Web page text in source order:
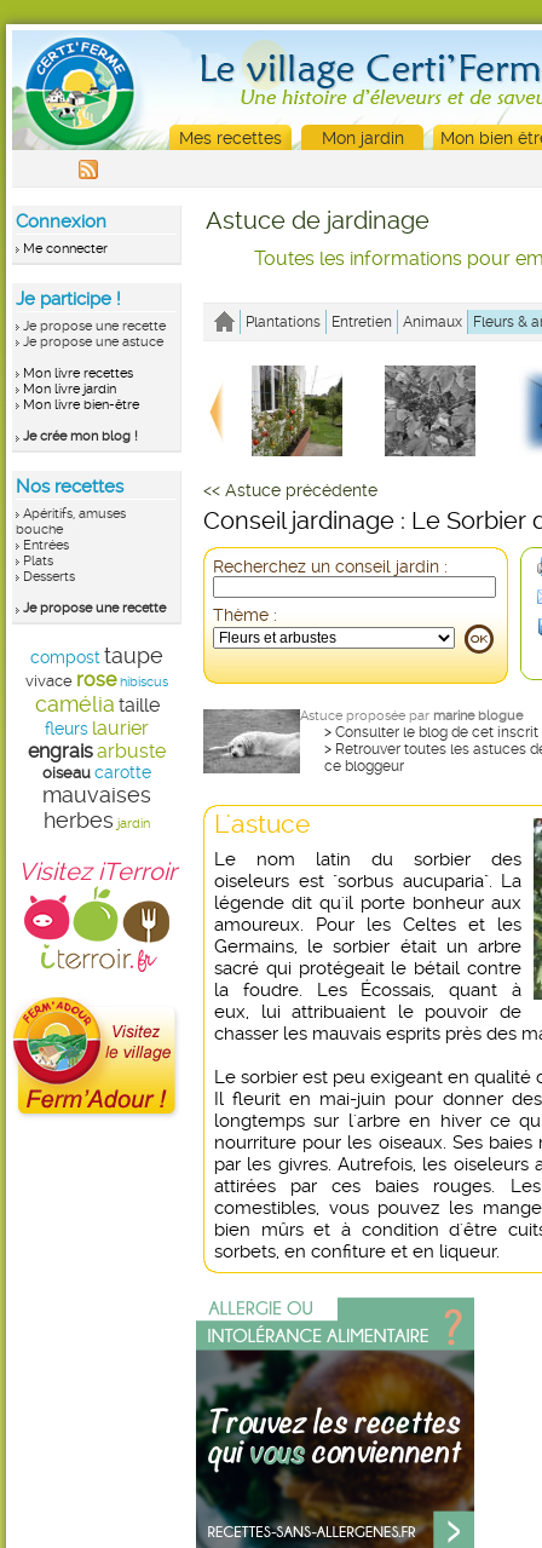
Mes recettes Mon jardin Mon bien
Connexion
Me connecter
Je participe !
Je propose une recette
Je propose une astuce
Mon livre recettes
Mon livre jardin
Mon livre bien-être
Je crée mon blog !
Nos recettes
Apéritifs, amuses
bouche
Entrées
Plats
Desserts
Je propose une recette
compost taupe
vivace rose hibiscus
camélia taille
fleurs laurier
engraisarbuste
oiseau carotte
mauvaises
herbes jardin
Visitez iTerroir
Astuce de jardinage
Toutes les informations pour
Plantations Entretien Animaux Fleurs &
<< Astuce précédente
Conseil jardinage : Le Sorbier
Recherchez un conseil jardin :
Thème :
Astuce proposée par marine blogue
> Consulter le blog de cet inscrit
> Retrouver toutes les astuces
ce bloggeur
L'astuce
Le nom latin du sorbier des
oiseleurs est "sorbus aucuparia". La
légende dit qu'il porte bonheur aux
amoureux. Pour les Celtes et les
Germains, le sorbier était un arbre
sacré qui protégeait le bétail contre
la foudre. Les Écossais, quant à
eux, lui attribuaient le pouvoir de
chasser les mauvais esprits près des
Le sorbier est peu exigeant en qualité
Il fleurit en mai-juin pour donner
longtemps sur l'arbre en hiver ce
nourriture pour les oiseaux. Ses
par les givres. Autrefois, les oiseleurs
attirées par ces baies rouges.
comestibles, vous pouvez les
bien mûrs et à condition d'être
sorbets, en confiture et en liqueur.